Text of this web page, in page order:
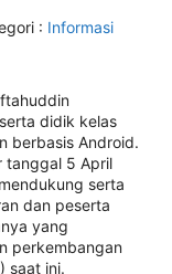
: Informasi
dіdіk kеlаѕ
bеrbаѕіѕ Andrоіd.
tаnggаl 5 April
ѕеrtа
dаn peserta
yang
perkembangan
ѕааt ini.